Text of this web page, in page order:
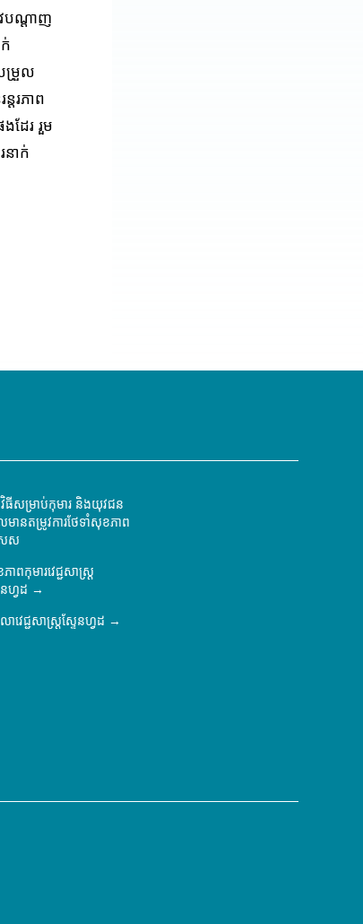
បណ្តាញ
ម្រួល
រភាព
ដែរ រួម
នាក់
វិធីសម្រាប់កុមារ និងយុវជន
មានតម្រូវការថែទាំសុខភាព
េស
ាពកុមារវេជ្ជសាស្ត្រ
នហ្វដ
ាវេជ្ជសាស្ត្រស្ទែនហ្វដ